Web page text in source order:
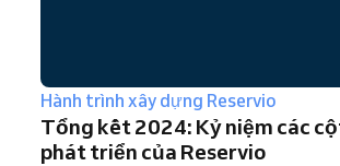
Hành trình xây dựng Reservio
Tổng kết 2024: Kỷ niệm các
phát triển của Reservio